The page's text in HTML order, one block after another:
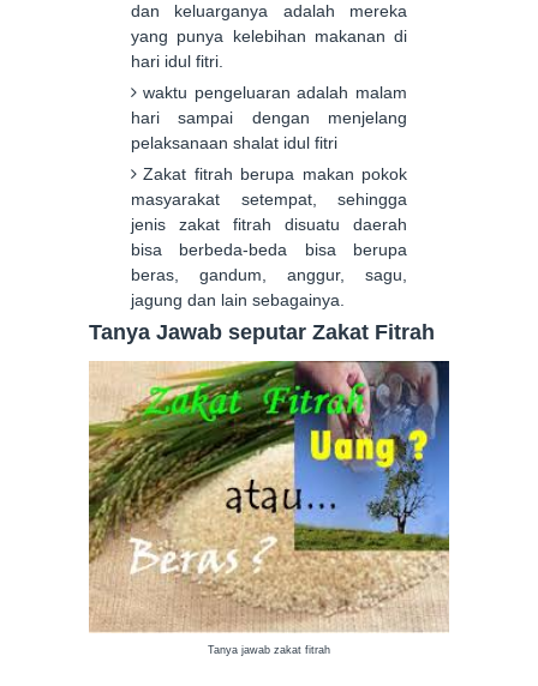
dan keluarganya adalah mereka
yang punya kelebihan makanan di
hari idul fitri.
waktu pengeluaran adalah malam
hari sampai dengan menjelang
pelaksanaan shalat idul fitri
Zakat fitrah berupa makan pokok
masyarakat setempat, sehingga
jenis zakat fitrah disuatu daerah
bisa berbeda-beda bisa berupa
beras, gandum, anggur, sagu,
jagung dan lain sebagainya.
Tanya Jawab seputar Zakat Fitrah
Tanya jawab zakat fitrah